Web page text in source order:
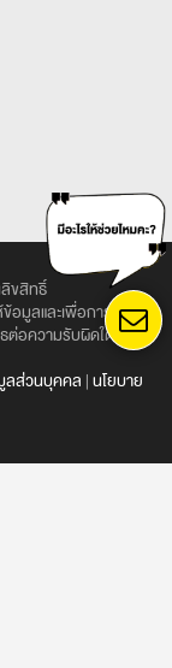
ขสิทธิ์
อมูลและเพื่อการศึกษา
ต่อความรับผิดใด ๆ ใน
ลส่วนบุคคล |นโยบาย